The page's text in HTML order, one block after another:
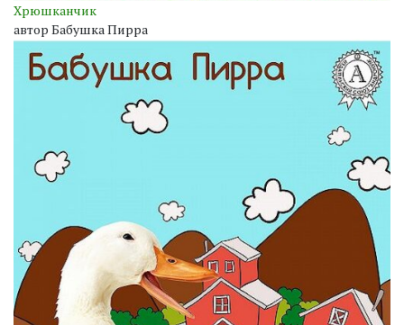
Хрюшканчик
автор Бабушка Пирра